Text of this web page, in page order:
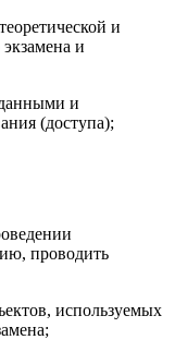
и
и
и
(доступа);
проводить
используемых